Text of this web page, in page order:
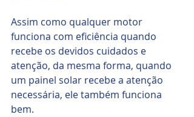
Assim como qualquer motor
funciona com eficiência quando
recebe os devidos cuidados e
atenção, da mesma forma, quando
um painel solar recebe a atenção
necessária, ele também funciona
bem.